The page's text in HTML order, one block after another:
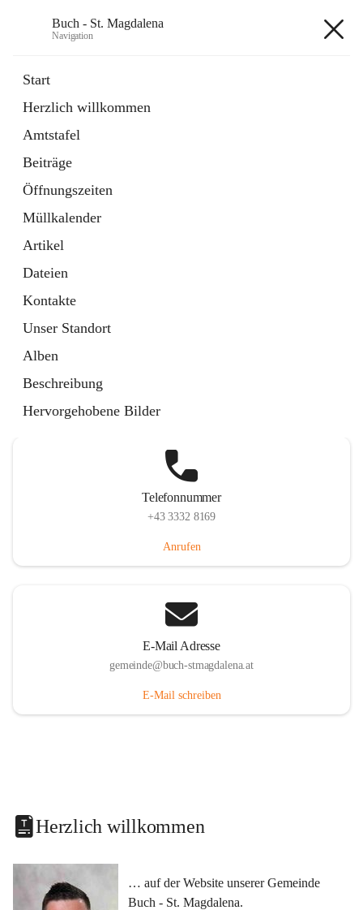
Buch - St. Magdalena
Navigation
Start
Herzlich willkommen
Amtstafel
Beiträge
Öffnungszeiten
Müllkalender
Artikel
Dateien
Kontakte
Unser Standort
Alben
Beschreibung
Hervorgehobene Bilder
11 Schnellzugriffe
Bürgerservice
10 Schnellzugriffe
Telefonnummer
+43 3332 8169
Anrufen
E-Mail Adresse
gemeinde@buch-stmagdalena.at
E-Mail schreiben
Herzlich willkommen
… auf der Website unserer Gemeinde
Buch - St. Magdalena.